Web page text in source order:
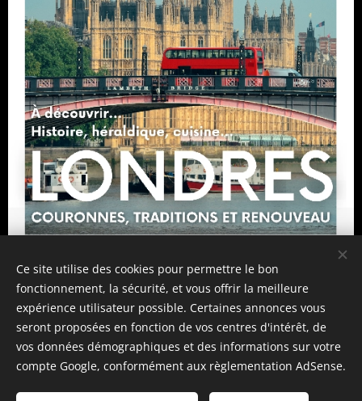
Lire les Newsletter
S'abonner à la Newsletter
© 2026 Anecdotes Royales
Ce site utilise des cookies pour permettre le bon
fonctionnement, la sécurité, et vous offrir la meilleure
expérience utilisateur possible. Certaines annonces vous
seront proposées en fonction de vos centres d'intérêt, de
vos données démographiques et des informations sur votre
compte Google, conformément aux règlementation AdSense.